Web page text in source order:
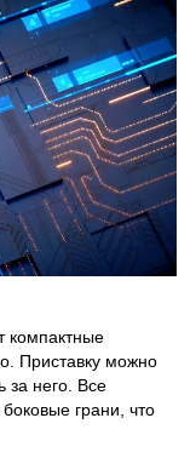
компактные
Приставку можно
за него. Все
грани, что